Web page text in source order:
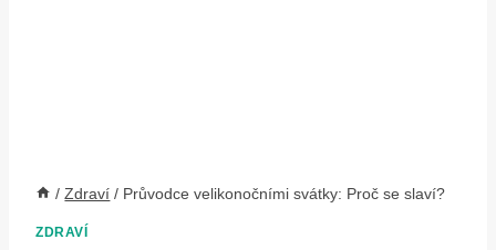
/ Zdraví / Průvodce velikonočními svátky: Proč se slaví?
ZDRAVÍ